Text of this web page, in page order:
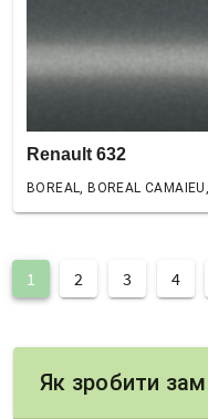
Renault 632
BOREAL, BOREAL
1 2 3 4
Як зробити